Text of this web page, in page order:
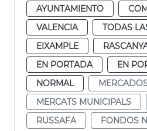
AYUNTAMIENTO
VALENCIA
TODAS
EIXAMPLE
EN PORTADA
EN
NORMAL
MERCATS MUNICIPALS
RUSSAFA
FONDOS